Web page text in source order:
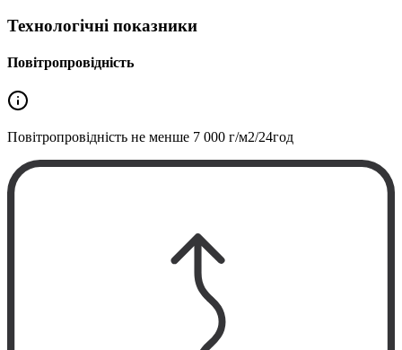
Технологічні показники
Повітропровідність
Повітропровідність не менше 7 000 г/м2/24год